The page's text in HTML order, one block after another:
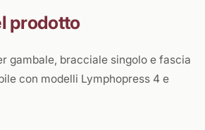
prodotto
gambale, bracciale singolo e fascia
con modelli Lymphopress 4 e